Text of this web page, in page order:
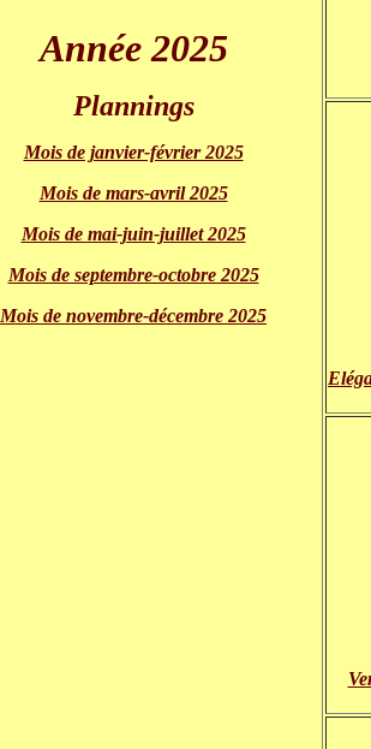
Année 2025
Plannings
Mois de janvier-février 2025
Mois de mars-avril 2025
Mois de mai-juin-juillet 2025
Mois de septembre-octobre 2025
Mois de novembre-décembre 2025